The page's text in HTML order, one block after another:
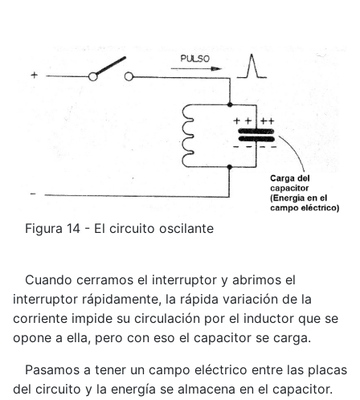
Figura 14 - El circuito oscilante
Cuando cerramos el interruptor y abrimos el
interruptor rápidamente, la rápida variación de la
corriente impide su circulación por el inductor que se
opone a ella, pero con eso el capacitor se carga.
Pasamos a tener un campo eléctrico entre las placas
del circuito y la energía se almacena en el capacitor.